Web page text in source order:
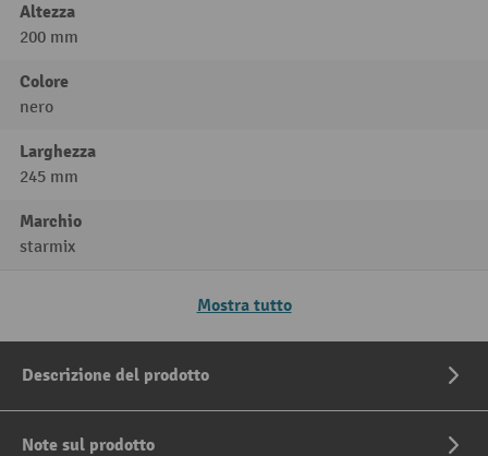
Altezza
200 mm
Colore
nero
Larghezza
245 mm
Marchio
starmix
Mostra tutto
Descrizione del prodotto
Note sul prodotto